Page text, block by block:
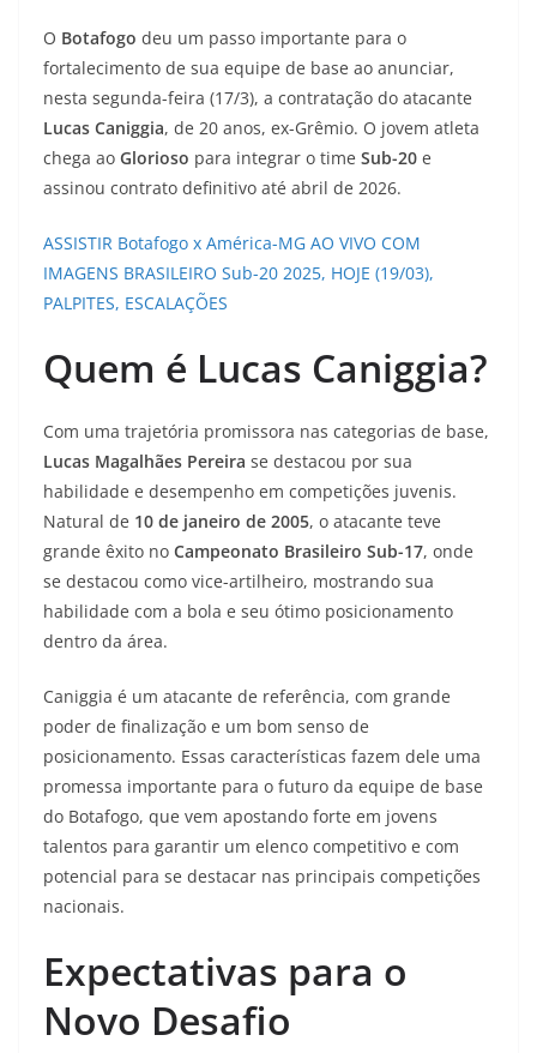
O Botafogo deu um passo importante para o
fortalecimento de sua equipe de base ao anunciar,
nesta segunda-feira (17/3), a contratação do atacante
Lucas Caniggia, de 20 anos, ex-Grêmio. O jovem atleta
chega ao Glorioso para integrar o time Sub-20 e
assinou contrato definitivo até abril de 2026.
ASSISTIR Botafogo x América-MG AO VIVO COM
IMAGENS BRASILEIRO Sub-20 2025, HOJE (19/03),
PALPITES, ESCALAÇÕES
Quem é Lucas Caniggia?
Com uma trajetória promissora nas categorias de base,
Lucas Magalhães Pereira se destacou por sua
habilidade e desempenho em competições juvenis.
Natural de 10 de janeiro de 2005, o atacante teve
grande êxito no Campeonato Brasileiro Sub-17, onde
se destacou como vice-artilheiro, mostrando sua
habilidade com a bola e seu ótimo posicionamento
dentro da área.
Caniggia é um atacante de referência, com grande
poder de finalização e um bom senso de
posicionamento. Essas características fazem dele uma
promessa importante para o futuro da equipe de base
do Botafogo, que vem apostando forte em jovens
talentos para garantir um elenco competitivo e com
potencial para se destacar nas principais competições
nacionais.
Expectativas para o
Novo Desafio